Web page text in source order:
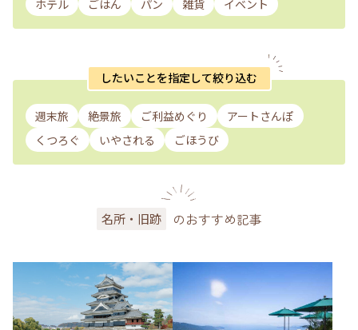
ホテル ごはん パン 雑貨 イベント
したいことを指定して絞り込む
週末旅 絶景旅 ご利益めぐり
アートさんぽ
くつろぐ
いやされる ごほうび
名所・旧跡 のおすすめ記事